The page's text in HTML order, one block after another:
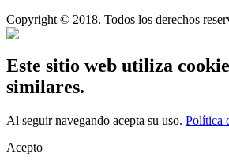
Copyright © 2018. Todos los derechos
Este sitio web utiliza
similares.
Al seguir navegando acepta su uso. Política
Acepto